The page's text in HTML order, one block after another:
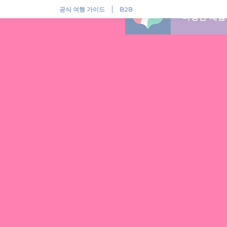
공식 여행 가이드 B2B
다양한 체